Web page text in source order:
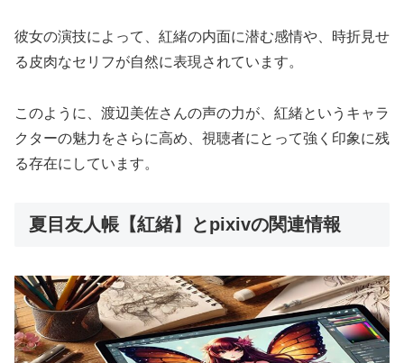
彼女の演技によって、紅緒の内面に潜む感情や、時折見せ
る皮肉なセリフが自然に表現されています。
このように、渡辺美佐さんの声の力が、紅緒というキャラ
クターの魅力をさらに高め、視聴者にとって強く印象に残
る存在にしています。
夏目友人帳【紅緒】とpixivの関連情報